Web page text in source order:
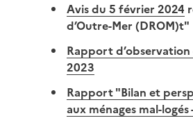
Avis du 5 février 2024
d’Outre-Mer (DROM)t"
Rapport
2023
Rapport "Bilan et
aux ménages mal-